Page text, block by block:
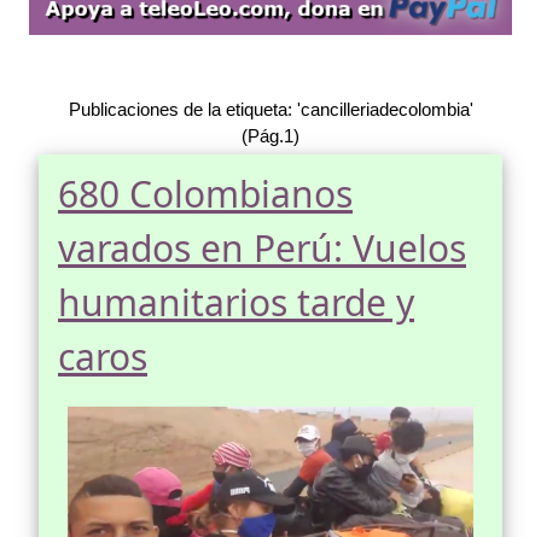
Publicaciones de la etiqueta: 'cancilleriadecolombia'
(Pág.1)
680 Colombianos
varados en Perú: Vuelos
humanitarios tarde y
caros